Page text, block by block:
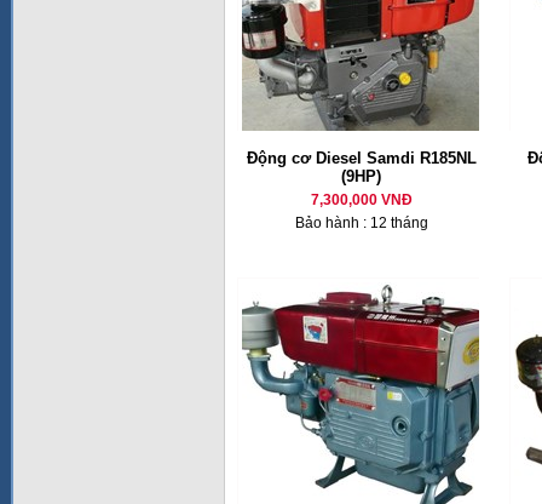
Động cơ Diesel Samdi R185NL
(9HP)
7,300,000 VNĐ
Bảo hành : 12 tháng